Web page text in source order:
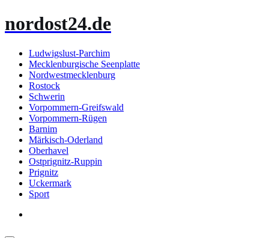
Inhalt
nordost24.de
Ludwigslust-Parchim
Mecklenburgische Seenplatte
Nordwestmecklenburg
Rostock
Schwerin
Vorpommern-Greifswald
Vorpommern-Rügen
Barnim
Märkisch-Oderland
Oberhavel
Ostprignitz-Ruppin
Prignitz
Uckermark
Sport